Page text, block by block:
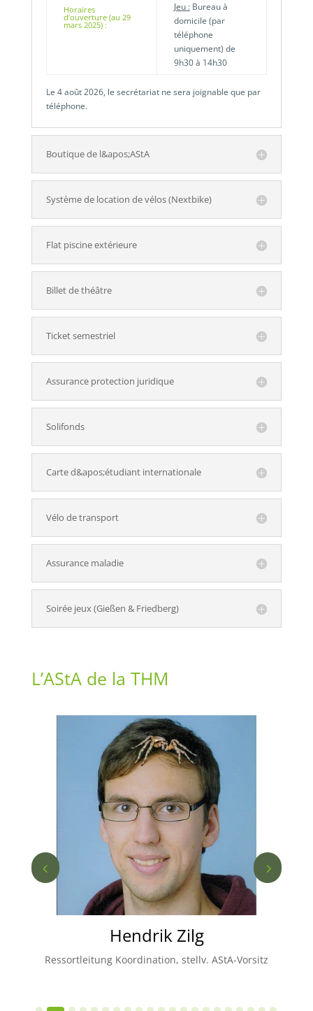
Horaires
d’ouverture (au 29
mars 2025) :
Jeu :Bureau à
domicile (par
téléphone
uniquement) de
9h30 à 14h30
Le 4 août 2026, le secrétariat ne sera joignable que par
téléphone.
Boutique de l&apos;AStA
Système de location de vélos (Nextbike)
Flat piscine extérieure
Billet de théâtre
Ticket semestriel
Assurance protection juridique
Solifonds
Carte d&apos;étudiant internationale
Vélo de transport
Assurance maladie
Soirée jeux (Gießen & Friedberg)
L’AStA de la THM
Hendrik Zilg
Ressortleitung Koordination, stellv. AStA-Vorsitz
4 5